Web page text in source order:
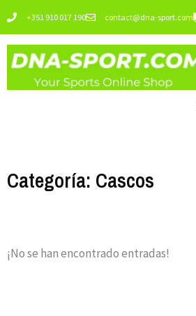
contenido
+351 910 017 190 contact@dna-sport.com
Categoría: Cascos
¡No se han encontrado entradas!